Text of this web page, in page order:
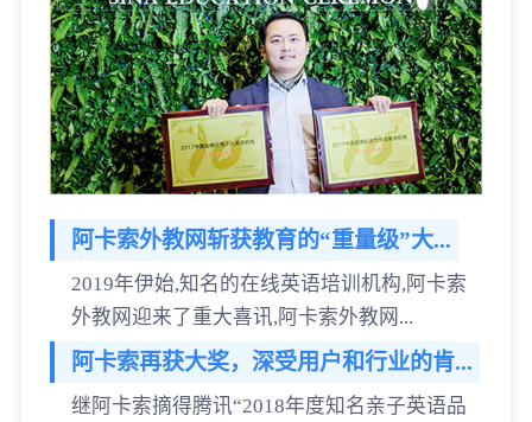
阿卡索外教网斩获教育的“重量级”大...
2019年伊始,知名的在线英语培训机构,阿卡索
外教网迎来了重大喜讯,阿卡索外教网...
阿卡索再获大奖，深受用户和行业的肯...
继阿卡索摘得腾讯“2018年度知名亲子英语品